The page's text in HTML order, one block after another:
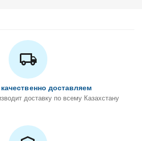
доставляем
доставку по всему Казахстану